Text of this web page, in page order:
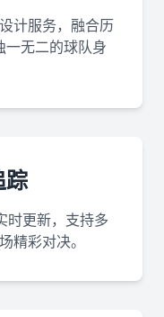
计服务，融合历
一无二的球队身
踪
时更新，支持多
精彩对决。